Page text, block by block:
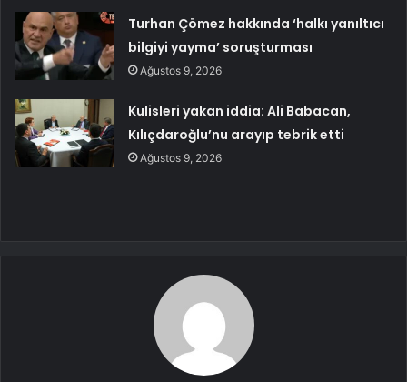
Turhan Çömez hakkında ‘halkı yanıltıcı
bilgiyi yayma’ soruşturması
Ağustos 9, 2026
Kulisleri yakan iddia: Ali Babacan,
Kılıçdaroğlu’nu arayıp tebrik etti
Ağustos 9, 2026